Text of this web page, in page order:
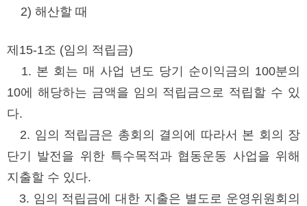
2) 해산할 때
제15-1조 (임의 적립금)
1. 본 회는 매 사업 년도 당기 순이익금의 100분의
10에 해당하는 금액을 임의 적립금으로 적립할 수 있
다.
2. 임의 적립금은 총회의 결의에 따라서 본 회의 장
단기 발전을 위한 특수목적과 협동운동 사업을 위해
지출할 수 있다.
3. 임의 적립금에 대한 지출은 별도로 운영위원회의